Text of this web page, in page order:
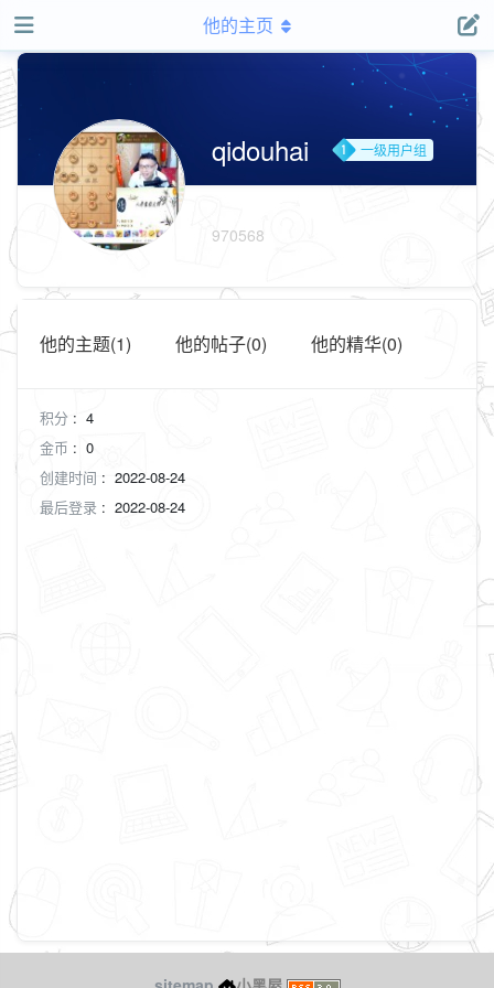
他的主页
qidouhai 一级用户组
970568
他的主题(1) 他的帖子(0) 他的精华(0)
积分 : 4
金币 : 0
创建时间 : 2022-08-24
最后登录 : 2022-08-24